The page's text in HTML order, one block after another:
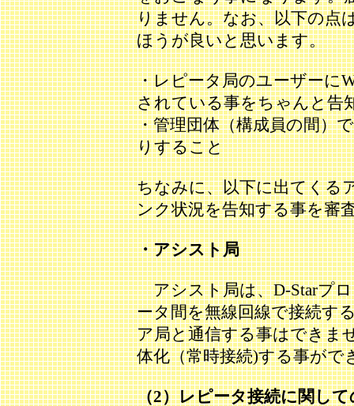
りません。なお、以下の点
ほうが良いと思います。
・レピータ局のユーザーに
されている事をちゃんと告
・管理団体（構成員の間）
りすること
ちなみに、以下に出てくる
ンク状況を告知する事を審
・アシスト局
アシスト局は、D-Starプ
ータ間を無線回線で接続す
ア局と通信する事はできま
体化（常時接続)する事がで
（2）レピータ接続に関し